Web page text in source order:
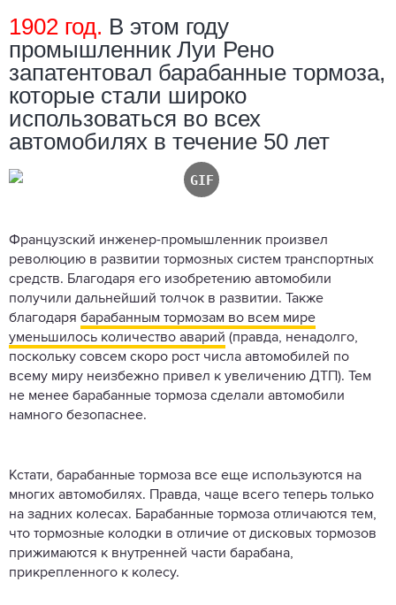
1902 год. В этом году
промышленник Луи Рено
запатентовал барабанные тормоза,
которые стали широко
использоваться во всех
автомобилях в течение 50 лет
Французский инженер-промышленник произвел
революцию в развитии тормозных систем транспортных
средств. Благодаря его изобретению автомобили
получили дальнейший толчок в развитии. Также
благодаря барабанным тормозам во всем мире
уменьшилось количество аварий (правда, ненадолго,
поскольку совсем скоро рост числа автомобилей по
всему миру неизбежно привел к увеличению ДТП). Тем
не менее барабанные тормоза сделали автомобили
намного безопаснее.
Кстати, барабанные тормоза все еще используются на
многих автомобилях. Правда, чаще всего теперь только
на задних колесах. Барабанные тормоза отличаются тем,
что тормозные колодки в отличие от дисковых тормозов
прижимаются к внутренней части барабана,
прикрепленного к колесу.